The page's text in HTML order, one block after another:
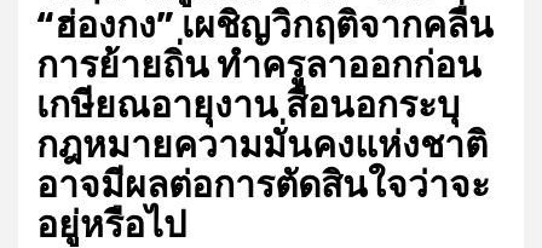
“ฮ่องกง” เผชิญวิกฤติจากคลื่น
การย้ายถิ่น ทำครูลาออกก่อน
เกษียณอายุงาน สื่อนอกระบุ
กฎหมายความมั่นคงแห่งชาติ
อาจมีผลต่อการตัดสินใจว่าจะ
อยู่หรือไป